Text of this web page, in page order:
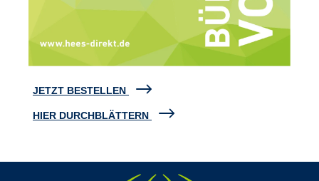
JETZT BESTELLEN
HIER DURCHBLÄTTERN